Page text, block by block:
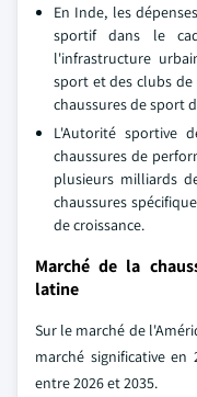
En Inde, les
sportif dans le
l'infrastructure
sport et des clubs
chaussures de sport
L'Autorité sportive
chaussures de
plusieurs milliards
chaussures
de croissance.
Marché de la
latine
Sur le marché de
marché significative en
entre 2026 et 2035.